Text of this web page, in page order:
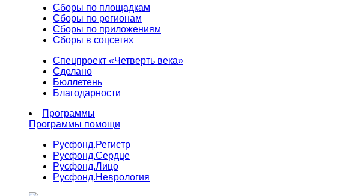
Сборы по площадкам
Сборы по регионам
Сборы по приложениям
Сборы в соцсетях
Спецпроект «Четверть века»
Сделано
Бюллетень
Благодарности
Программы
Программы помощи
Русфонд.Регистр
Русфонд.Сердце
Русфонд.Лицо
Русфонд.Неврология